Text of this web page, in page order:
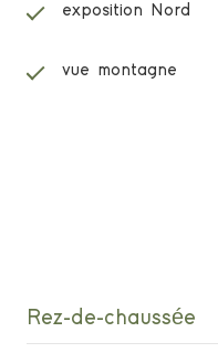
exposition Nord
vue montagne
Rez-de-chaussée